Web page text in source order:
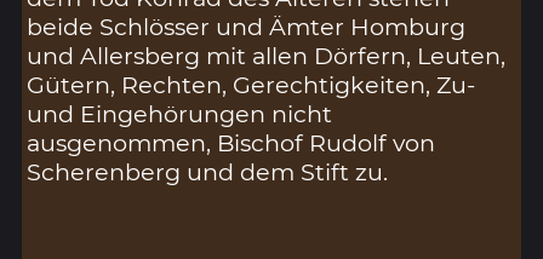
beide Schlösser und Ämter Homburg
und Allersberg mit allen Dörfern, Leuten,
Gütern, Rechten, Gerechtigkeiten, Zu-
und Eingehörungen nicht
ausgenommen, Bischof Rudolf von
Scherenberg und dem Stift zu.